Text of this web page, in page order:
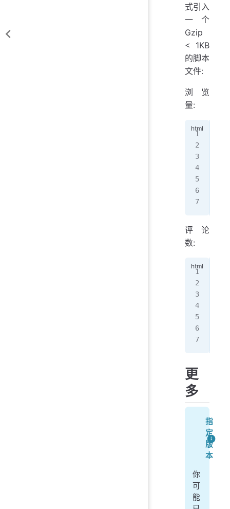
式引入
一个
Gzip
< 1KB
的脚本
文件:
浏览
量:
评论
数:
更
多
指
定
版
本
你
可
能